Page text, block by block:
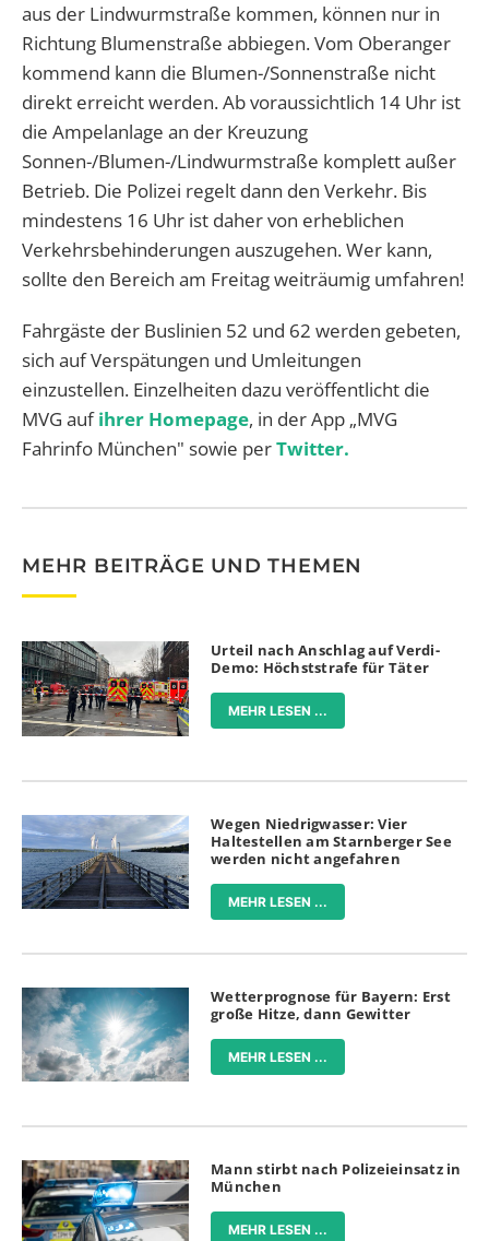
aus der Lindwurmstraße kommen, können nur in
Richtung Blumenstraße abbiegen. Vom Oberanger
kommend kann die Blumen-/Sonnenstraße nicht
direkt erreicht werden. Ab voraussichtlich 14 Uhr ist
die Ampelanlage an der Kreuzung
Sonnen-/Blumen-/Lindwurmstraße komplett außer
Betrieb. Die Polizei regelt dann den Verkehr. Bis
mindestens 16 Uhr ist daher von erheblichen
Verkehrsbehinderungen auszugehen. Wer kann,
sollte den Bereich am Freitag weiträumig umfahren!
Fahrgäste der Buslinien 52 und 62 werden gebeten,
sich auf Verspätungen und Umleitungen
einzustellen. Einzelheiten dazu veröffentlicht die
MVG aufihrer Homepage, in der App „MVG
Fahrinfo München" sowie perTwitter.
MEHR BEITRÄGE UND THEMEN
Urteil nach Anschlag auf Verdi-
Demo: Höchststrafe für Täter
MEHR LESEN ...
Wegen Niedrigwasser: Vier
Haltestellen am Starnberger See
werden nicht angefahren
MEHR LESEN ...
Wetterprognose für Bayern: Erst
große Hitze, dann Gewitter
MEHR LESEN ...
Mann stirbt nach Polizeieinsatz in
München
MEHR LESEN ...